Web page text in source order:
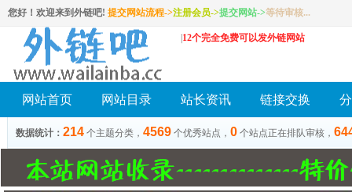
您好！欢迎来到外链吧! 提交网站流程->注册会员->提交网站->等待审核...
12个完全免费可以发外链网站
网站首页 网站目录 站长资讯 链接交换
数据统计： 214 个主题分类， 4569 个优秀站点， 0 个站点正在排队审核，